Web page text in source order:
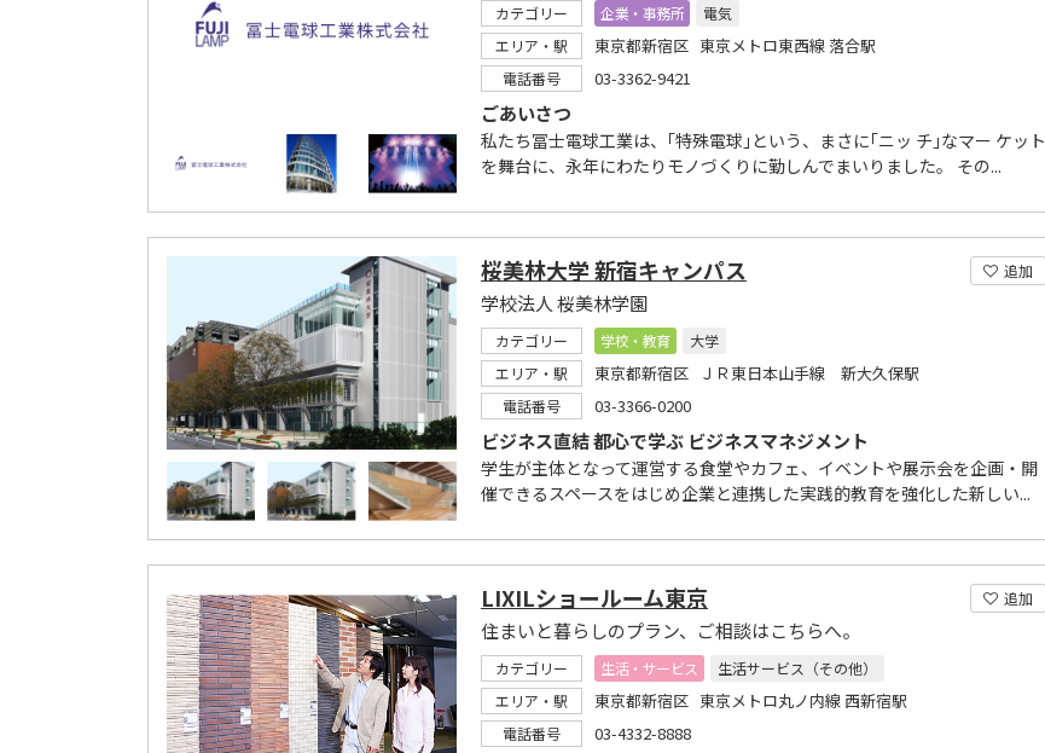
カテゴリー 企業・事務所
電気
エリア・駅
東京都新宿区 東京メトロ東西線 落合駅
電話番号 03-3362-9421
ごあいさつ
私たち冨士電球工業は、｢特殊電球｣という、まさに｢ニッ チ｣なマー ケット
を舞台に、永年にわたりモノづくりに勤しんでまいりました。 その...
追加
桜美林大学 新宿キャンパス
学校法人 桜美林学園
カテゴリー 学校・教育
大学
エリア・駅
東京都新宿区 ＪＲ東日本山手線 新大久保駅
電話番号 03-3366-0200
ビジネス直結 都心で学ぶ ビジネスマネジメント
学生が主体となって運営する食堂やカフェ、イベントや展示会を企画・開
催できるスペースをはじめ企業と連携した実践的教育を強化した新しい...
追加
LIXILショールーム東京
住まいと暮らしのプラン、ご相談はこちらへ。
カテゴリー 生活・サービス
生活サービス（その他）
エリア・駅
東京都新宿区 東京メトロ丸ノ内線 西新宿駅
電話番号 03-4332-8888